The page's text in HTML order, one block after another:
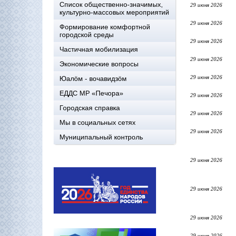
Список общественно-значимых,
культурно-массовых мероприятий
Формирование комфортной
городской среды
Частичная мобилизация
Экономические вопросы
Юалӧм - вочавидзӧм
ЕДДС МР «Печора»
Городская справка
Мы в социальных сетях
Муниципальный контроль
29 июня 2026
29 июня 2026
29 июня 2026
29 июня 2026
29 июня 2026
29 июня 2026
29 июня 2026
29 июня 2026
29 июня 2026
29 июня 2026
29 июня 2026